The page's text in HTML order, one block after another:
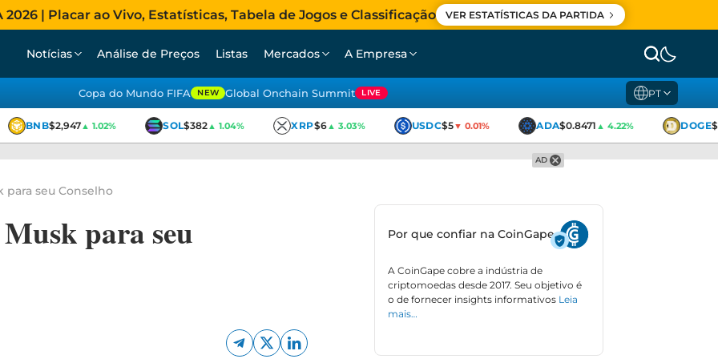
| Placar ao Vivo, Estatísticas, Tabela de Jogos e Classificação VER ESTATÍSTICAS DA PARTIDA
Notícias Análise de Preços Listas Mercados A Empresa
Copa do Mundo FIFA NEW Global Onchain Summit LIVE PT
BNB $2,947▲ 1.02% SOL$382▲ 1.04% XRP$6▲ 3.03% USDC$5▼ 0.01% ADA$0.8471▲ 4.22% DOGE
AD
seu Conselho
para seu
Por que confiar na CoinGape
A CoinGape cobre a indústria de
criptomoedas desde 2017. Seu objetivo é
o de fornecer insights informativos Leia
mais…